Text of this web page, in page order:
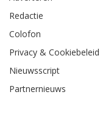
Redactie
Colofon
Privacy & Cookiebeleid
Nieuwsscript
Partnernieuws